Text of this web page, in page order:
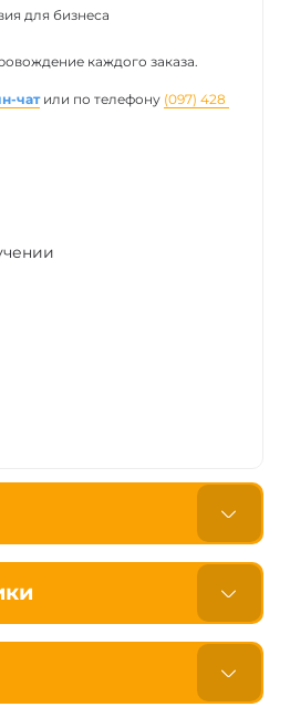
для бизнеса
каждого заказа.
чатили по телефону (097) 428